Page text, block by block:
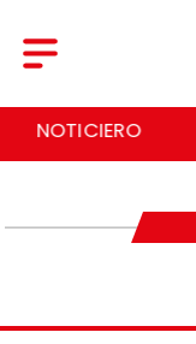
NOTICIERO